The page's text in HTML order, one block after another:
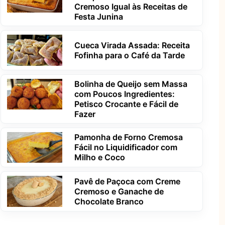
Cremoso Igual às Receitas de
Festa Junina
Cueca Virada Assada: Receita
Fofinha para o Café da Tarde
Bolinha de Queijo sem Massa
com Poucos Ingredientes:
Petisco Crocante e Fácil de
Fazer
Pamonha de Forno Cremosa
Fácil no Liquidificador com
Milho e Coco
Pavê de Paçoca com Creme
Cremoso e Ganache de
Chocolate Branco